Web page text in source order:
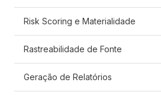
Risk Scoring e Materialidade
Rastreabilidade de Fonte
Geração de Relatórios